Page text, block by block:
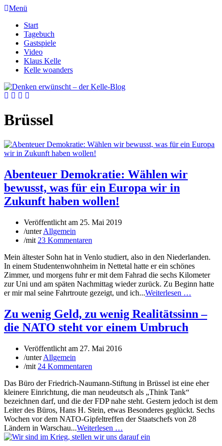
Menü
Start
Tagebuch
Gastspiele
Video
Klaus Kelle
Kelle woanders
Brüssel
Abenteuer Demokratie: Wählen wir
bewusst, was für ein Europa wir in
Zukunft haben wollen!
Veröffentlicht am 25. Mai 2019
/unterAllgemein
/mit 23 Kommentaren
Mein ältester Sohn hat in Venlo studiert, also in den Niederlanden.
In einem Studentenwohnheim in Nettetal hatte er ein schönes
Zimmer, und morgens fuhr er mit dem Fahrad die sechs Kilometer
zur Uni und am späten Nachmittag wieder zurück. Zu Beginn hatte
er mir mal seine Fahrtroute gezeigt, und ich...Weiterlesen …
Zu wenig Geld, zu wenig Realitätssinn –
die NATO steht vor einem Umbruch
Veröffentlicht am 27. Mai 2016
/unterAllgemein
/mit 24 Kommentaren
Das Büro der Friedrich-Naumann-Stiftung in Brüssel ist eine eher
kleinere Einrichtung, die man neudeutsch als „Think Tank“
bezeichnen darf, und die der FDP nahe steht. Gestern jedoch ist dem
Leiter des Büros, Hans H. Stein, etwas Besonderes geglückt. Sechs
Wochen vor dem NATO-Gipfeltreffen der Staatschefs von 28
Ländern in Warschau...Weiterlesen …